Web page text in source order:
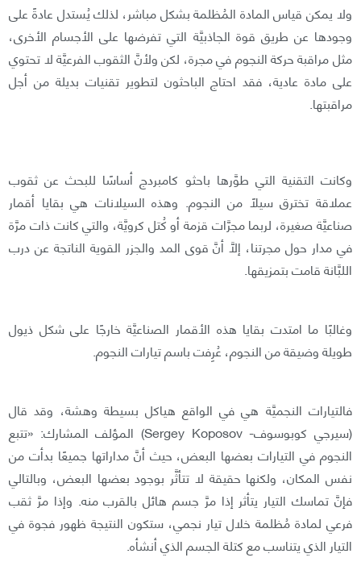
ولا يمكن قياس المادة المُظلمة بشكل مباشر، لذلك يُستدل عادةً على
وجودها عن طريق قوة الجاذبيَّة التي تفرضها على الأجسام الأخرى،
مثل مراقبة حركة النجوم في مجرة، لكن ولأنَّ الثقوب الفرعيَّة لا تحتوي
على مادة عادية، فقد احتاج الباحثون لتطوير تقنيات بديلة من أجل
مراقبتها.
وكانت التقنية التي طوَّرها باحثو كامبردج أساسًا للبحث عن ثقوب
عملاقة تخترق سيلًا من النجوم. وهذه السيلانات هي بقايا أقمار
صناعيَّة صغيرة، لربما مجرَّات قزمة أو كُتل كرويَّة، والتي كانت ذات مرَّة
في مدار حول مجرتنا، إلَّا أنَّ قوى المد والجزر القوية الناتجة عن درب
اللبَّانة قامت بتمزيقها.
وغالبًا ما امتدت بقايا هذه الأقمار الصناعيَّة خارجًا على شكل ذيول
طويلة وضيقة من النجوم، عُرِفت باسم تيارات النجوم.
فالتيارات النجميَّة هي في الواقع هياكل بسيطة وهشة، وقد قال
(سيرجي كوبوسوف- Sergey Koposov) المؤلف المشارك: «تتبع
النجوم في التيارات بعضها البعض، حيث أنَّ مداراتها جميعًا بدأت من
نفس المكان، ولكنها حقيقة لا تتأثَّر بوجود بعضها البعض، وبالتالي
فإنَّ تماسك التيار يتأثر إذا مرَّ جسم هائل بالقرب منه. وإذا مرَّ ثقب
فرعي لمادة مُظلمة خلال تيار نجمي، ستكون النتيجة ظهور فجوة في
التيار الذي يتناسب مع كتلة الجسم الذي أنشأه.